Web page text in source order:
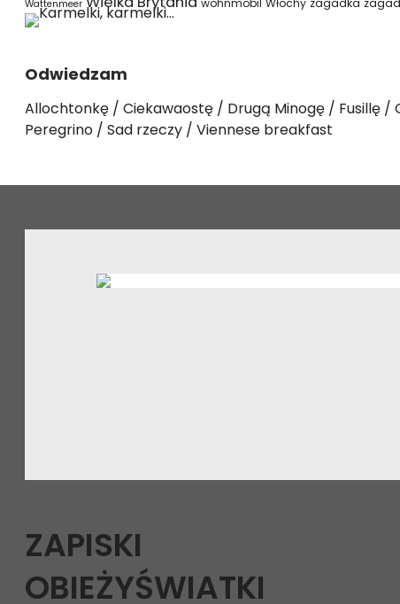
Wattenmeer wohnmobil Włochy zagadka
Odwiedzam
Allochtonkę Ciekawaostę Drugą Minogę Fusillę
Peregrino
Sad rzeczy Viennese breakfast
ZAPISKI
OBIEŻYŚWIATKI